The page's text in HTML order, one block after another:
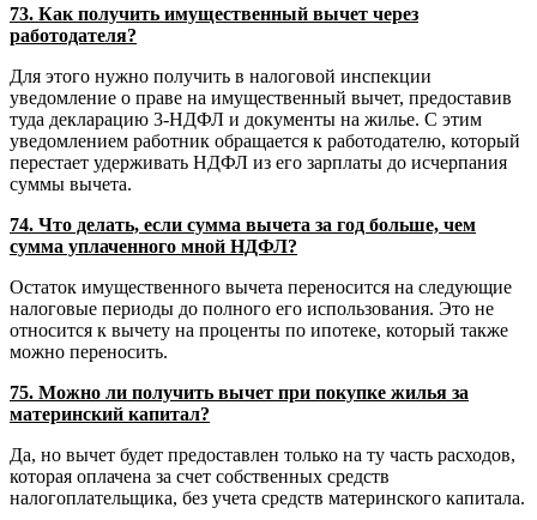
73. Как получить имущественный вычет через
работодателя?
Для этого нужно получить в налоговой инспекции
уведомление о праве на имущественный вычет, предоставив
туда декларацию 3-НДФЛ и документы на жилье. С этим
уведомлением работник обращается к работодателю, который
перестает удерживать НДФЛ из его зарплаты до исчерпания
суммы вычета.
74. Что делать, если сумма вычета за год больше, чем
сумма уплаченного мной НДФЛ?
Остаток имущественного вычета переносится на следующие
налоговые периоды до полного его использования. Это не
относится к вычету на проценты по ипотеке, который также
можно переносить.
75. Можно ли получить вычет при покупке жилья за
материнский капитал?
Да, но вычет будет предоставлен только на ту часть расходов,
которая оплачена за счет собственных средств
налогоплательщика, без учета средств материнского капитала.